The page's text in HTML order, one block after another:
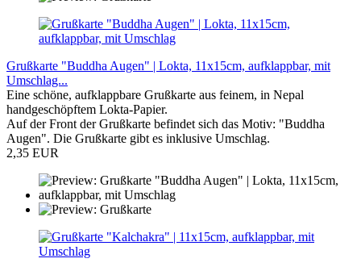
Grußkarte "Buddha Augen" | Lokta, 11x15cm, aufklappbar, mit
Umschlag...
Eine schöne, aufklappbare Grußkarte aus feinem, in Nepal
handgeschöpftem Lokta-Papier.
Auf der Front der Grußkarte befindet sich das Motiv: "Buddha
Augen". Die Grußkarte gibt es inklusive Umschlag.
2,35 EUR